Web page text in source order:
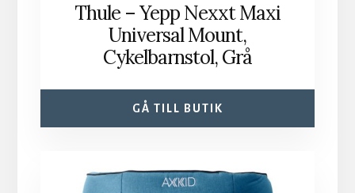
Thule – Yepp Nexxt Maxi
Universal Mount,
Cykelbarnstol, Grå
GÅ TILL BUTIK